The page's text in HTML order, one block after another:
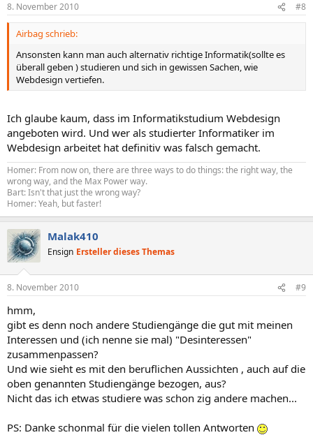
8. November 2010 #8
Airbag schrieb:
Ansonsten kann man auch alternativ richtige Informatik(sollte es
überall geben ) studieren und sich in gewissen Sachen, wie
Webdesign vertiefen.
Ich glaube kaum, dass im Informatikstudium Webdesign
angeboten wird. Und wer als studierter Informatiker im
Webdesign arbeitet hat definitiv was falsch gemacht.
Homer: From now on, there are three ways to do things: the right way, the
wrong way, and the Max Power way.
Bart: Isn't that just the wrong way?
Homer: Yeah, but faster!
Malak410
Ensign Ersteller dieses Themas
8. November 2010 #9
hmm,
gibt es denn noch andere Studiengänge die gut mit meinen
Interessen und (ich nenne sie mal) "Desinteressen"
zusammenpassen?
Und wie sieht es mit den beruflichen Aussichten , auch auf die
oben genannten Studiengänge bezogen, aus?
Nicht das ich etwas studiere was schon zig andere machen...
PS: Danke schonmal für die vielen tollen Antworten